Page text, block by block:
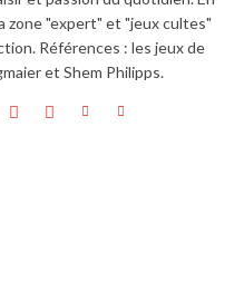
zone "expert" et "jeux cultes"
Références : les jeux de
et Shem Philipps.